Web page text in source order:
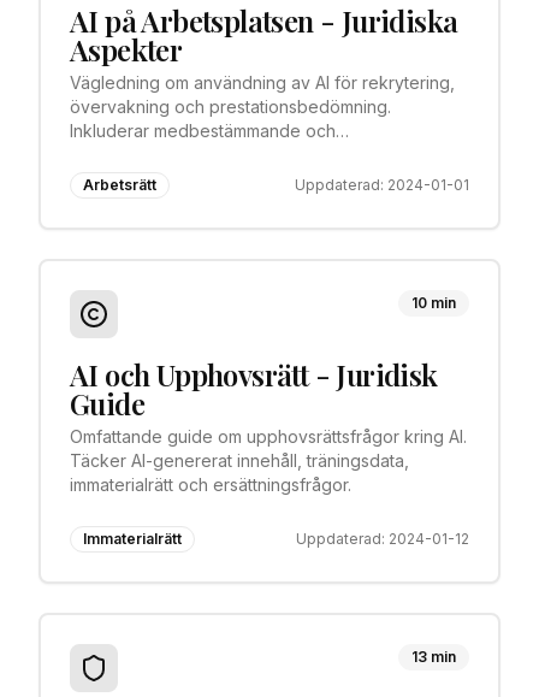
AI på Arbetsplatsen - Juridiska
Aspekter
Vägledning om användning av AI för rekrytering,
övervakning och prestationsbedömning.
Inkluderar medbestämmande och
Arbetsrätt Uppdaterad: 2024-01-01
10 min
AI och Upphovsrätt - Juridisk
Guide
Omfattande guide om upphovsrättsfrågor kring AI.
Täcker AI-genererat innehåll, träningsdata,
immaterialrätt och ersättningsfrågor.
Immaterialrätt Uppdaterad: 2024-01-12
13 min